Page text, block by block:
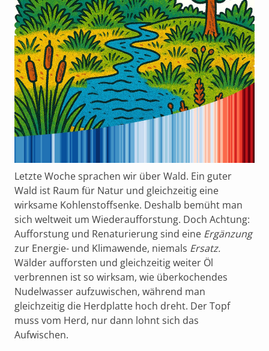
Letzte Woche sprachen wir über Wald. Ein guter
Wald ist Raum für Natur und gleichzeitig eine
wirksame Kohlenstoffsenke. Deshalb bemüht man
sich weltweit um Wiederaufforstung. Doch Achtung:
Aufforstung und Renaturierung sind eine Ergänzung
zur Energie- und Klimawende, niemals Ersatz.
Wälder aufforsten und gleichzeitig weiter Öl
verbrennen ist so wirksam, wie überkochendes
Nudelwasser aufzuwischen, während man
gleichzeitig die Herdplatte hoch dreht. Der Topf
muss vom Herd, nur dann lohnt sich das
Aufwischen.